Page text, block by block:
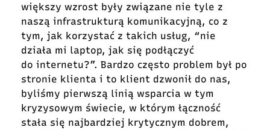
większy wzrost były związane nie tyle z
naszą infrastrukturą komunikacyjną, co z
tym, jak korzystać z takich usług, “nie
działa mi laptop, jak się podłączyć
do internetu?”. Bardzo często problem był po
stronie klienta i to klient dzwonił do nas,
byliśmy pierwszą linią wsparcia w tym
kryzysowym świecie, w którym łączność
stała się najbardziej krytycznym dobrem,